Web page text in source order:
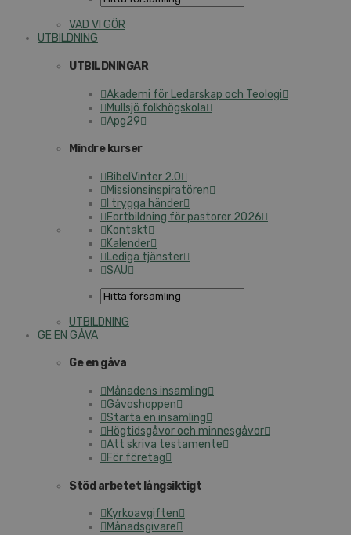
VAD VI GÖR
UTBILDNING
UTBILDNINGAR
Akademi för Ledarskap och Teologi
Mullsjö folkhögskola
Apg29
Mindre kurser
BibelVinter 2.0
Missionsinspiratören
I trygga händer
Fortbildning för pastorer 2026
Kontakt
Kalender
Lediga tjänster
SAU
UTBILDNING
GE EN GÅVA
Ge en gåva
Månadens insamling
Gåvoshoppen
Starta en insamling
Högtidsgåvor och minnesgåvor
Att skriva testamente
För företag
Stöd arbetet långsiktigt
Kyrkoavgiften
Månadsgivare